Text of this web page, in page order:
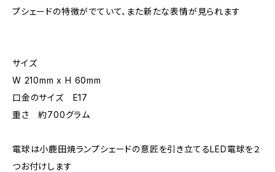
プシェードの特徴がでていて、また新たな表情が見られます
サイズ
W 210mm x H 60mm
口金のサイズ E17
重さ 約700グラム
電球は小鹿田焼ランプシェードの意匠を引き立てるLED電球を２
つお付けします